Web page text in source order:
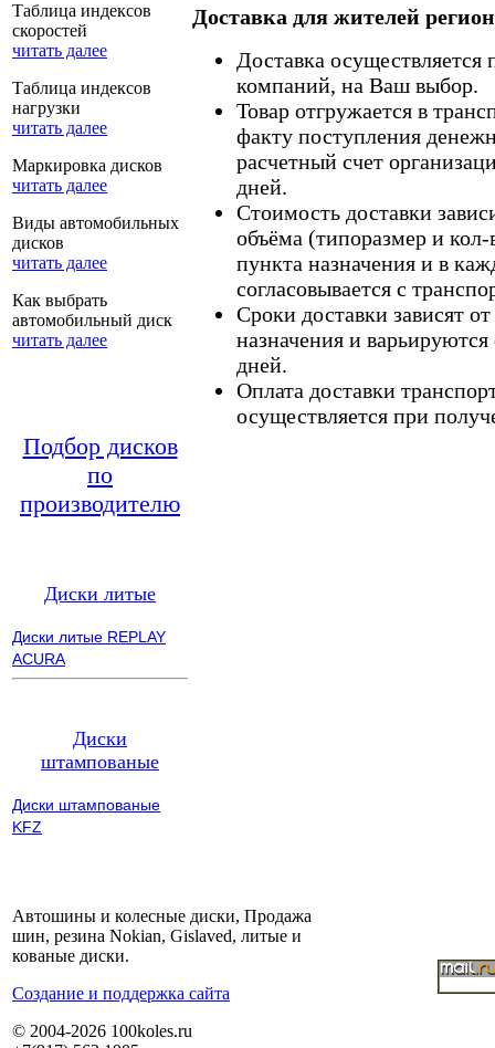
Таблица индексов
скоростей
читать далее
Таблица индексов
нагрузки
читать далее
Маркировка дисков
читать далее
Виды автомобильных
дисков
читать далее
Как выбрать
автомобильный диск
читать далее
Подбор дисков
по
производителю
Диски литые
Диски литые REPLAY
ACURA
Диски
штампованые
Диски штампованые
KFZ
Доставка для жителей
Доставка
компаний, на Ваш выбор.
Товар отгружается в
факту поступления
расчетный счет
дней.
Стоимость доставки
объёма (типоразмер и кол-
пункта назначения и в
согласовывается с
Сроки доставки зависят
назначения и
дней.
Оплата доставки
осуществляется при
Автошины и колесные диски, Продажа
шин, резина Nokian, Gislaved, литые и
кованые диски.
Cоздание и поддержка сайта
© 2004-2026 100koles.ru